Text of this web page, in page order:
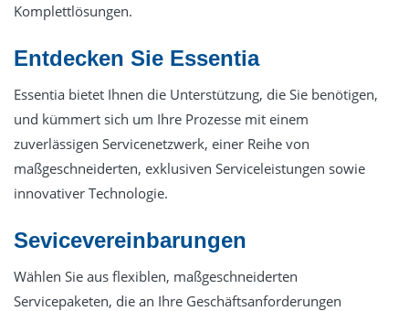
Datenschutz
Impressum
Komplettlösungen.
Entdecken Sie Essentia
Essentia bietet Ihnen die Unterstützung, die Sie benötigen,
und kümmert sich um Ihre Prozesse mit einem
zuverlässigen Servicenetzwerk, einer Reihe von
maßgeschneiderten, exklusiven Serviceleistungen sowie
innovativer Technologie.
Sevicevereinbarungen
Wählen Sie aus flexiblen, maßgeschneiderten
Servicepaketen, die an Ihre Geschäftsanforderungen